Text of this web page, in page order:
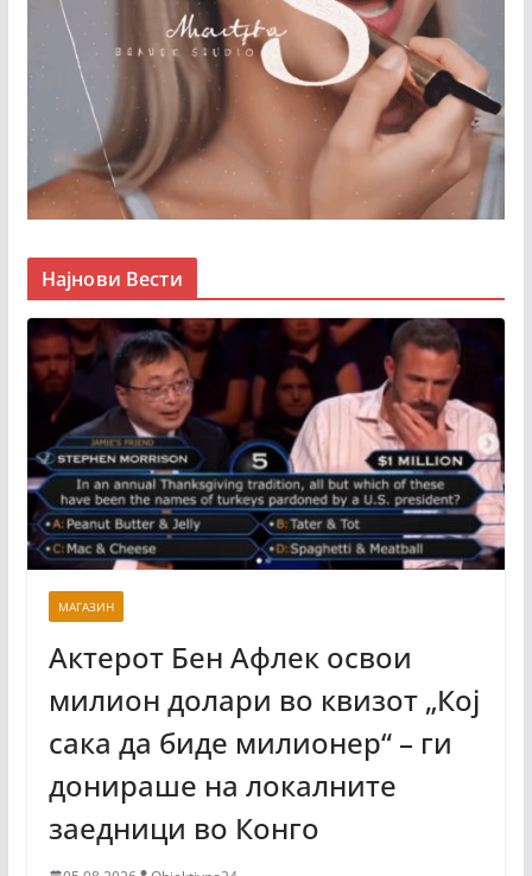
Најнови Вести
МАГАЗИН
Актерот Бен Афлек освои
милион долари во квизот „Кој
сака да биде милионер“ – ги
донираше на локалните
заедници во Конго